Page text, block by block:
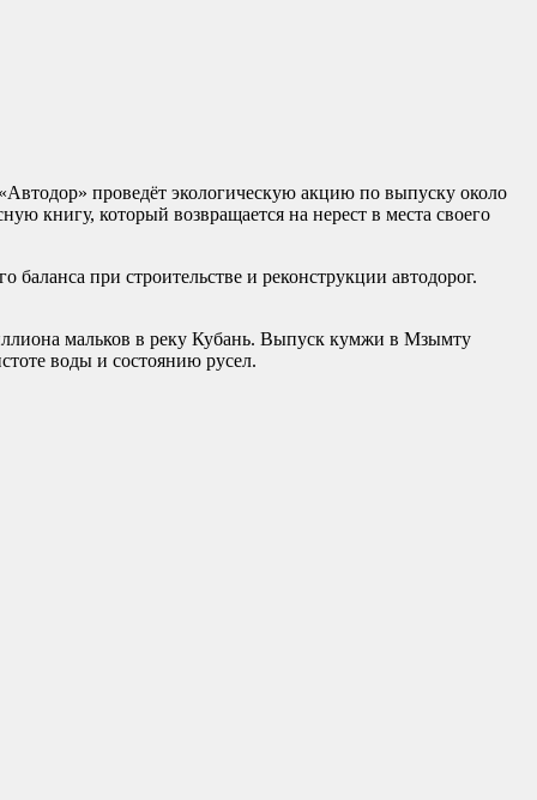
проведёт экологическую акцию по выпуску около
книгу, который возвращается на нерест в места своего
при строительстве и реконструкции автодорог.
мальков в реку Кубань. Выпуск кумжи в Мзымту
воды и состоянию русел.